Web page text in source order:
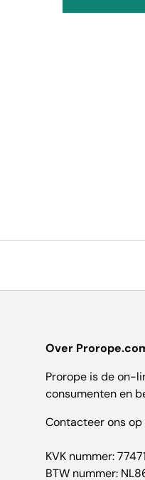
Over
Prorope is de on-
consumenten en
Contacteer ons
KVK nummer:
BTW nummer: